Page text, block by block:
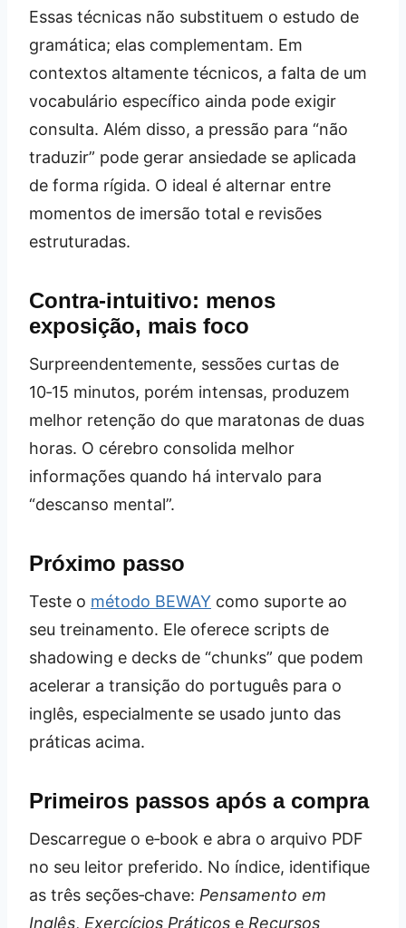
Essas técnicas não substituem o estudo de
gramática; elas complementam. Em
contextos altamente técnicos, a falta de um
vocabulário específico ainda pode exigir
consulta. Além disso, a pressão para “não
traduzir” pode gerar ansiedade se aplicada
de forma rígida. O ideal é alternar entre
momentos de imersão total e revisões
estruturadas.
Contra‑intuitivo: menos
exposição, mais foco
Surpreendentemente, sessões curtas de
10‑15 minutos, porém intensas, produzem
melhor retenção do que maratonas de duas
horas. O cérebro consolida melhor
informações quando há intervalo para
“descanso mental”.
Próximo passo
Teste o método BEWAY como suporte ao
seu treinamento. Ele oferece scripts de
shadowing e decks de “chunks” que podem
acelerar a transição do português para o
inglês, especialmente se usado junto das
práticas acima.
Primeiros passos após a compra
Descarregue o e‑book e abra o arquivo PDF
no seu leitor preferido. No índice, identifique
as três seções‑chave: Pensamento em
Inglês, Exercícios Práticos e Recursos